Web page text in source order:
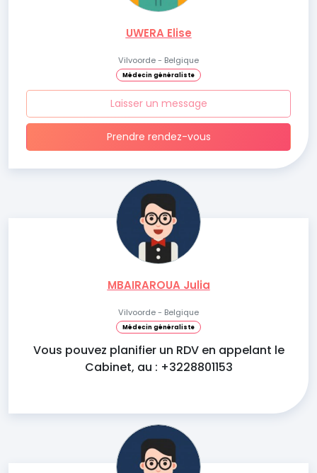
UWERA Elise
Vilvoorde - Belgique
Médecin généraliste
Laisser un message
Prendre rendez-vous
MBAIRAROUA Julia
Vilvoorde - Belgique
Médecin généraliste
Vous pouvez planifier un RDV en appelant le
Cabinet, au : +3228801153